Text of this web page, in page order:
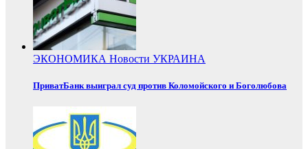
ЭКОНОМИКА Новости УКРАИНА
ПриватБанк выиграл суд против Коломойского и Боголюбова